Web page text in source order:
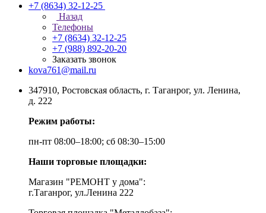
+7 (8634) 32-12-25
Назад
Телефоны
+7 (8634) 32-12-25
+7 (988) 892-20-20
Заказать звонок
kova761@mail.ru
347910, Ростовская область, г. Таганрог, ул. Ленина,
д. 222
Режим работы:
пн-пт 08:00–18:00; сб 08:30–15:00
Наши торговые площадки:
Магазин "РЕМОНТ у дома":
г.Таганрог, ул.Ленина 222